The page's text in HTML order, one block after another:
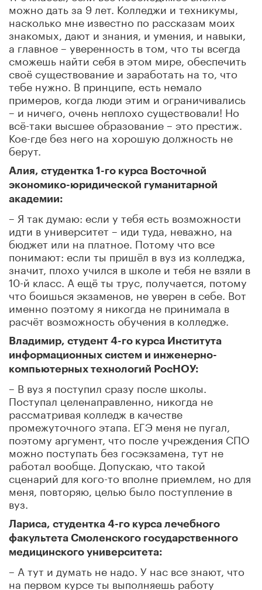
можно дать за 9 лет. Колледжи и техникумы,
насколько мне известно по рассказам моих
знакомых, дают и знания, и умения, и навыки,
а главное – уверенность в том, что ты всегда
сможешь найти себя в этом мире, обеспечить
своё существование и заработать на то, что
тебе нужно. В принципе, есть немало
примеров, когда люди этим и ограничивались
– и ничего, очень неплохо существовали! Но
всё-таки высшее образование – это престиж.
Кое-где без него на хорошую должность не
берут.
Алия, студентка 1-го курса Восточной
экономико-юридической гуманитарной
академии:
– Я так думаю: если у тебя есть возможности
идти в университет – иди туда, неважно, на
бюджет или на платное. Потому что все
понимают: если ты пришёл в вуз из колледжа,
значит, плохо учился в школе и тебя не взяли в
10-й класс. А ещё ты трус, получается, потому
что боишься экзаменов, не уверен в себе. Вот
именно поэтому я никогда не принимала в
расчёт возможность обучения в колледже.
Владимир, студент 4-го курса Института
информационных систем и инженерно-
компьютерных технологий РосНОУ:
– В вуз я поступил сразу после школы.
Поступал целенаправленно, никогда не
рассматривая колледж в качестве
промежуточного этапа. ЕГЭ меня не пугал,
поэтому аргумент, что после учреждения СПО
можно поступать без госэкзамена, тут не
работал вообще. Допускаю, что такой
сценарий для кого-то вполне приемлем, но для
меня, повторяю, целью было поступление в
вуз.
Лариса, студентка 4-го курса лечебного
факультета Смоленского государственного
медицинского университета:
– А тут и думать не надо. У нас все знают, что
на первом курсе ты выполняешь работу